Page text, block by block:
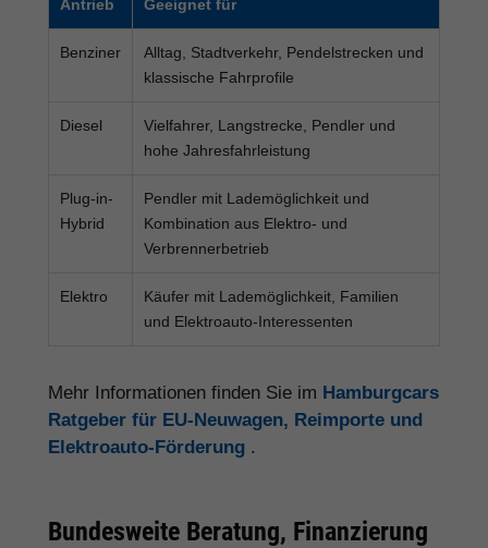
Antrieb Geeignet für
Benziner
Alltag, Stadtverkehr, Pendelstrecken und
klassische Fahrprofile
Diesel
Vielfahrer, Langstrecke, Pendler und
hohe Jahresfahrleistung
Plug-in-
Hybrid
Pendler mit Lademöglichkeit und
Kombination aus Elektro- und
Verbrennerbetrieb
Elektro
Käufer mit Lademöglichkeit, Familien
und Elektroauto-Interessenten
Mehr Informationen finden Sie im Hamburgcars
Ratgeber für EU-Neuwagen, Reimporte und
Elektroauto-Förderung .
Bundesweite Beratung, Finanzierung